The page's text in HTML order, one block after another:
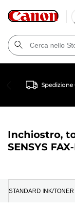
Spedizione
Inchiostro,
SENSYS
STANDARD INK/TONER